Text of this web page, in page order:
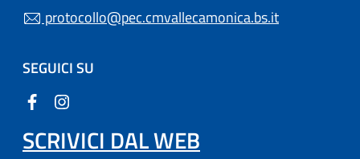
protocollo@pec.cmvallecamonica.bs.it
SEGUICI SU
SCRIVICI DAL WEB